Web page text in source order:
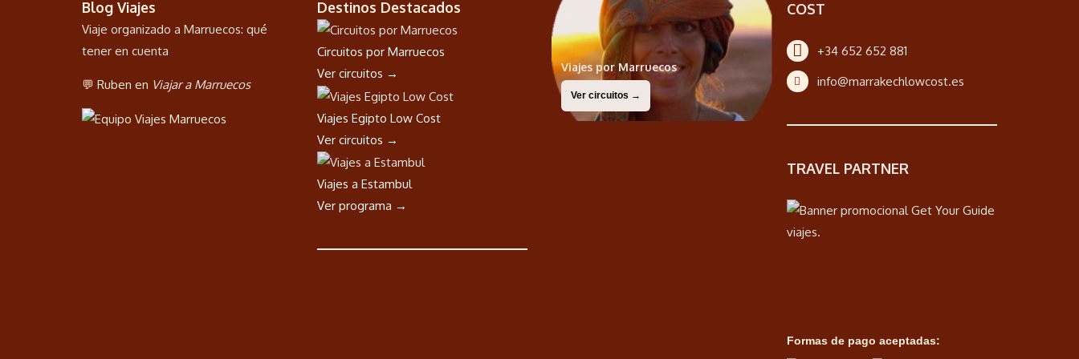
Blog Viajes
Viaje organizado a Marruecos: qué
tener en cuenta
💬 Ruben en Viajar a Marruecos
Destinos Destacados
Circuitos por Marruecos
Ver circuitos →
Viajes Egipto Low Cost
Ver circuitos →
Viajes a Estambul
Ver programa →
Viajes por Marruecos
Ver circuitos →
COST
+34 652 652 881
info@marrakechlowcost.es
TRAVEL PARTNER
Formas de pago aceptadas: